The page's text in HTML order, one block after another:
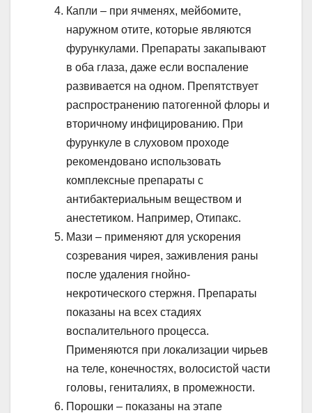
Капли – при ячменях, мейбомите,
наружном отите, которые являются
фурункулами. Препараты закапывают
в оба глаза, даже если воспаление
развивается на одном. Препятствует
распространению патогенной флоры и
вторичному инфицированию. При
фурункуле в слуховом проходе
рекомендовано использовать
комплексные препараты с
антибактериальным веществом и
анестетиком. Например, Отипакс.
Мази – применяют для ускорения
созревания чирея, заживления раны
после удаления гнойно-
некротического стержня. Препараты
показаны на всех стадиях
воспалительного процесса.
Применяются при локализации чирьев
на теле, конечностях, волосистой части
головы, гениталиях, в промежности.
Порошки – показаны на этапе